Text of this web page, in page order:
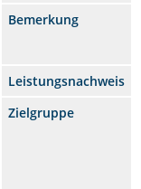
Bemerkung
Leistungsnachweis
Zielgruppe